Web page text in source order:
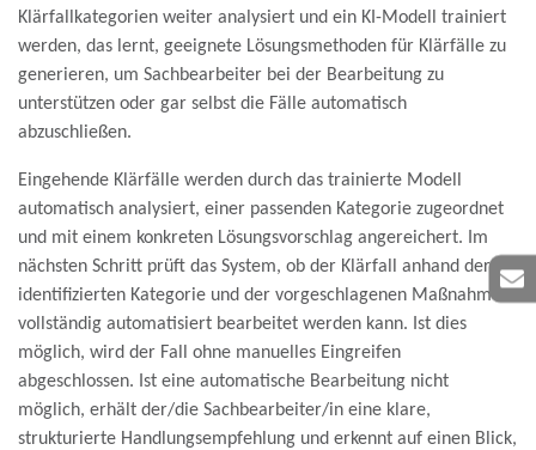
Klärfallkategorien weiter analysiert und ein KI-Modell trainiert
werden, das lernt, geeignete Lösungsmethoden für Klärfälle zu
generieren, um Sachbearbeiter bei der Bearbeitung zu
unterstützen oder gar selbst die Fälle automatisch
abzuschließen.
Eingehende Klärfälle werden durch das trainierte Modell
automatisch analysiert, einer passenden Kategorie zugeordnet
und mit einem konkreten Lösungsvorschlag angereichert. Im
nächsten Schritt prüft das System, ob der Klärfall anhand der
identifizierten Kategorie und der vorgeschlagenen Maßnahmen
vollständig automatisiert bearbeitet werden kann. Ist dies
möglich, wird der Fall ohne manuelles Eingreifen
abgeschlossen. Ist eine automatische Bearbeitung nicht
möglich, erhält der/die Sachbearbeiter/in eine klare,
strukturierte Handlungsempfehlung und erkennt auf einen Blick,